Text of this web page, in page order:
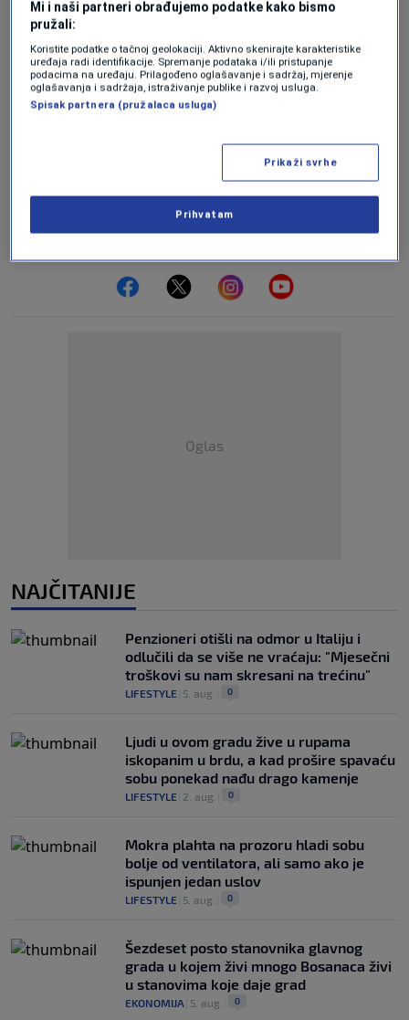
KAKVO JE TVOJE MIŠLJENJE O OVOME?
Učestvuj u diskusiji ili pročitaj komentare
Budi prvi koji će ostaviti komentar
Oglas
NAJČITANIJE
Penzioneri otišli na odmor u Italiju i
odlučili da se više ne vraćaju: "Mjesečni
troškovi su nam skresani na trećinu"
LIFESTYLE 5. aug. 0
Ljudi u ovom gradu žive u rupama
iskopanim u brdu, a kad prošire spavaću
sobu ponekad nađu drago kamenje
LIFESTYLE 2. aug. 0
Mokra plahta na prozoru hladi sobu
bolje od ventilatora, ali samo ako je
ispunjen jedan uslov
LIFESTYLE 5. aug. 0
Šezdeset posto stanovnika glavnog
grada u kojem živi mnogo Bosanaca živi
u stanovima koje daje grad
EKONOMIJA 5. aug. 0
Mi i naši partneri obrađujemo podatke kako bismo
pružali:
Koristite podatke o tačnoj geolokaciji. Aktivno skenirajte karakteristike
uređaja radi identifikacije. Spremanje podataka i/ili pristupanje
podacima na uređaju. Prilagođeno oglašavanje i sadržaj, mjerenje
oglašavanja i sadržaja, istraživanje publike i razvoj usluga.
Spisak partnera (pružalaca usluga)
Prikaži svrhe
Prihvatam